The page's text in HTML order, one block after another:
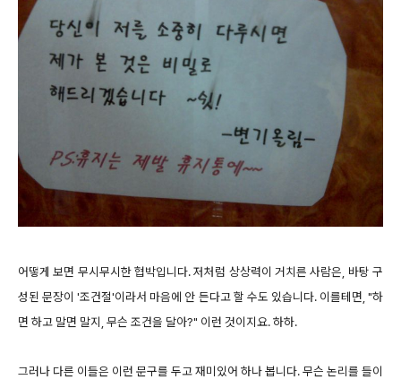
어떻게 보면 무시무시한 협박입니다. 저처럼 상상력이 거치른 사람은, 바탕 구
성된 문장이 '조건절'이라서 마음에 안 든다고 할 수도 있습니다. 이를테면, "하
면 하고 말면 말지, 무슨 조건을 달아?" 이런 것이지요. 하하.
그러나 다른 이들은 이런 문구를 두고 재미있어 하나 봅니다. 무슨 논리를 들이